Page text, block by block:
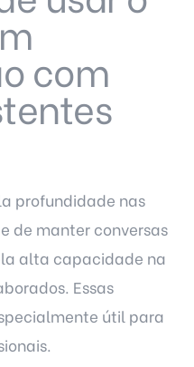
com
profundidade nas
de manter conversas
alta capacidade na
Essas
útil para